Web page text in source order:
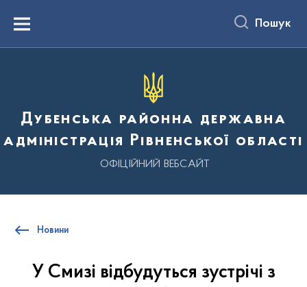
вмістуMenu Пошук
Дубенська районна державна
адміністрація Рівненської області
ОФІЦІЙНИЙ ВЕБСАЙТ
Новини
У Смизі відбудуться зустрічі з